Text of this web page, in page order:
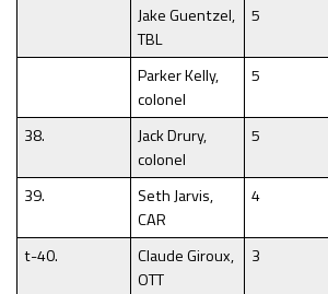
Jake Guentzel,
TBL
5
Parker Kelly,
colonel
5
38.
Jack Drury,
colonel
5
39.
Seth Jarvis,
CAR
4
t-40.
Claude Giroux,
OTT
3